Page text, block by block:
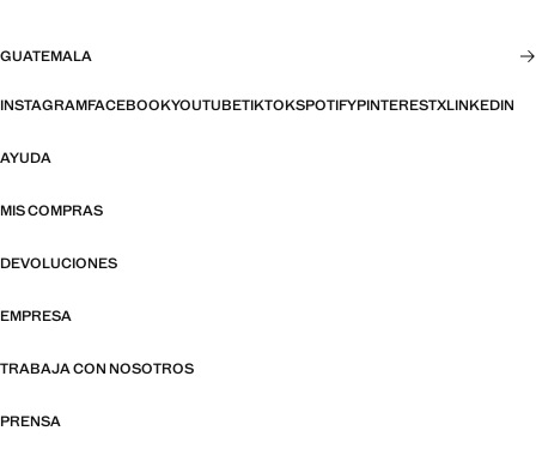
GUATEMALA
INSTAGRAMFACEBOOKYOUTUBETIKTOKSPOTIFYPINTERESTXLINKEDIN
AYUDA
MIS COMPRAS
DEVOLUCIONES
EMPRESA
TRABAJA CON NOSOTROS
PRENSA